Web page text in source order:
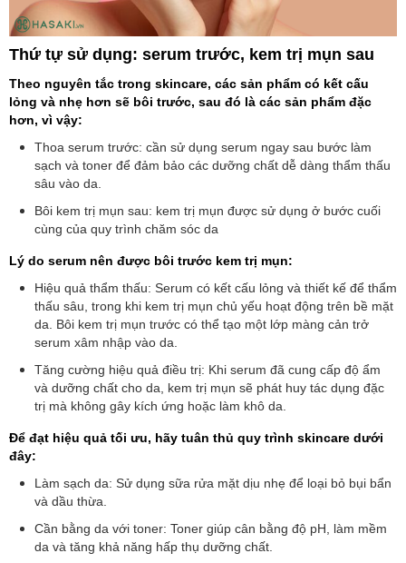
Thứ tự sử dụng: serum trước, kem trị mụn sau
Theo nguyên tắc trong skincare, các sản phẩm có kết cấu
lỏng và nhẹ hơn sẽ bôi trước, sau đó là các sản phẩm đặc
hơn, vì vậy:
Thoa serum trước: cần sử dụng serum ngay sau bước làm
sạch và toner để đảm bảo các dưỡng chất dễ dàng thẩm thấu
sâu vào da.
Bôi kem trị mụn sau: kem trị mụn được sử dụng ở bước cuối
cùng của quy trình chăm sóc da
Lý do serum nên được bôi trước kem trị mụn:
Hiệu quả thẩm thấu: Serum có kết cấu lỏng và thiết kế để thẩm
thấu sâu, trong khi kem trị mụn chủ yếu hoạt động trên bề mặt
da. Bôi kem trị mụn trước có thể tạo một lớp màng cản trở
serum xâm nhập vào da.
Tăng cường hiệu quả điều trị: Khi serum đã cung cấp độ ẩm
và dưỡng chất cho da, kem trị mụn sẽ phát huy tác dụng đặc
trị mà không gây kích ứng hoặc làm khô da.
Để đạt hiệu quả tối ưu, hãy tuân thủ quy trình skincare dưới
đây:
Làm sạch da: Sử dụng sữa rửa mặt dịu nhẹ để loại bỏ bụi bẩn
và dầu thừa.
Cần bằng da với toner: Toner giúp cân bằng độ pH, làm mềm
da và tăng khả năng hấp thụ dưỡng chất.